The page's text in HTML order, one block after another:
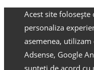
Acest site
personaliza
asemenea,
Adsense, Google
sunteți de acord